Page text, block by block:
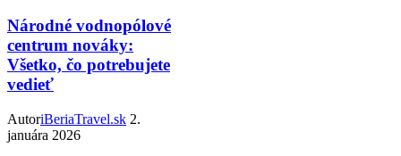
Národné vodnopólové
centrum nováky:
Všetko, čo potrebujete
vedieť
AutoriBeriaTravel.sk 2.
januára 2026